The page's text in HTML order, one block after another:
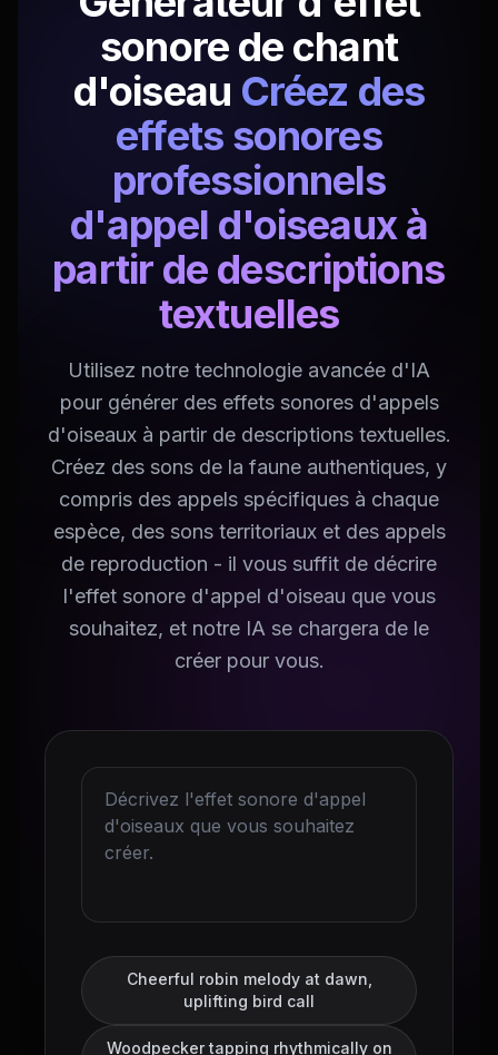
sonore de chant
d'oiseau Créez des
effets sonores
professionnels
d'appel d'oiseaux à
partir de descriptions
textuelles
Utilisez notre technologie avancée d'IA
pour générer des effets sonores d'appels
d'oiseaux à partir de descriptions textuelles.
Créez des sons de la faune authentiques, y
compris des appels spécifiques à chaque
espèce, des sons territoriaux et des appels
de reproduction - il vous suffit de décrire
l'effet sonore d'appel d'oiseau que vous
souhaitez, et notre IA se chargera de le
créer pour vous.
Cheerful robin melody at dawn,
uplifting bird call
Woodpecker tapping rhythmically on